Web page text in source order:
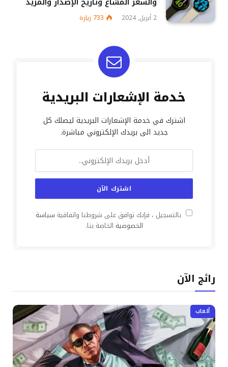
2 أبريل, 2024 733 زيارة
خدمة الإشعارات البريدية
اشترك في خدمة الإشعارات البريدية ليصلك كل
جديد الى بريدك الإلكتروني مباشرة.
بالتسجيل ، فإنك توافق على شروطنا واتفاقية سياسة
الخصوصية الخاصة بنا.
رائج الآن
ألعاب